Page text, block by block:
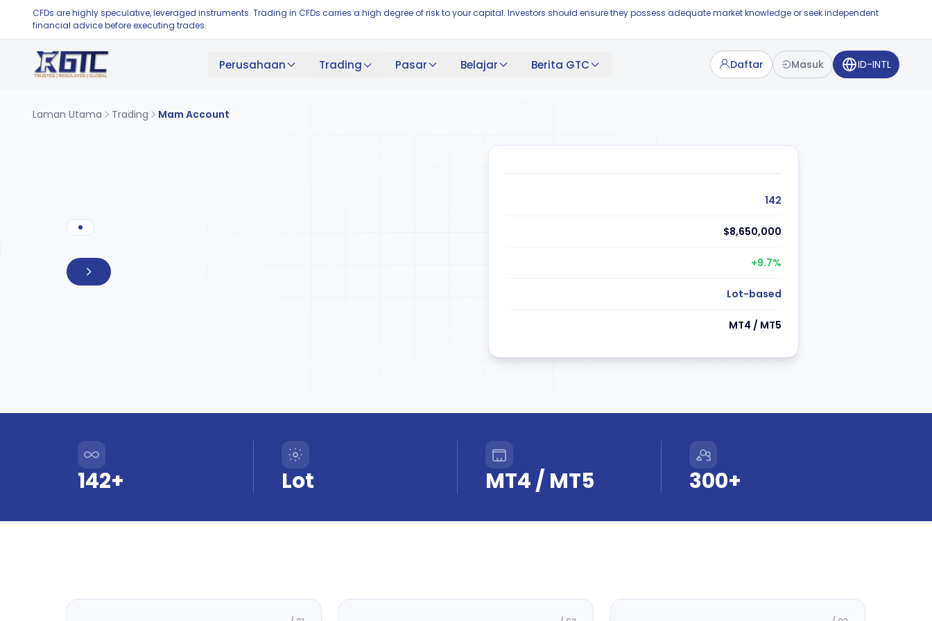
CFDs are highly speculative, leveraged instruments. Trading in CFDs carries a high degree of risk to your capital. Investors should ensure they possess adequate market knowledge or seek independent
financial advice before executing trades.
Perusahaan Trading Pasar Belajar Berita GTC Daftar Masuk ID-INTL
Laman Utama Trading Mam Account
142
$8,650,000
+9.7%
Lot-based
MT4 / MT5
142+ Lot MT4 / MT5 300+